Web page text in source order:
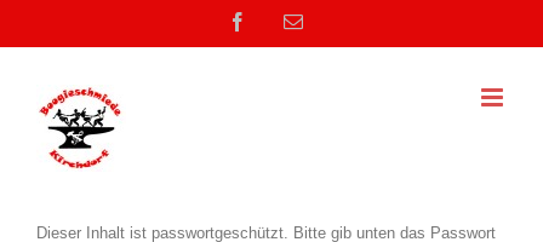
Facebook
E-
Dieser Inhalt ist passwortgeschützt. Bitte gib unten das Passwort